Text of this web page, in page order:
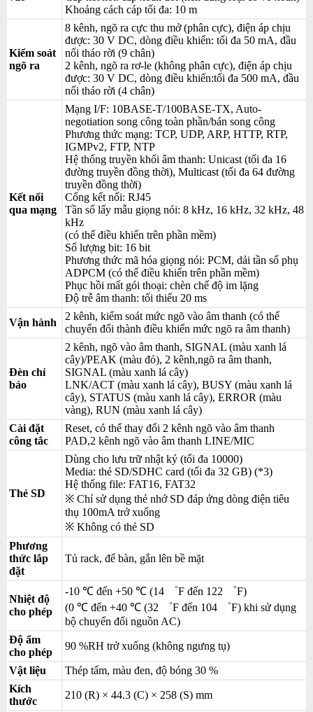
Khoảng cách cáp tối đa: 10 m
Kiểm soát
ngõ ra
8 kênh, ngõ ra cực thu mở (phân cực), điện áp chịu
được: 30 V DC, dòng điều khiển: tối đa 50 mA, đầu
nối tháo rời (9 chân)
2 kênh, ngõ ra rơ-le (không phân cực), điện áp chịu
được: 30 V DC, dòng điều khiển:tối đa 500 mA, đầu
nối tháo rời (4 chân)
Kết nối
qua mạng
Mạng I/F: 10BASE-T/100BASE-TX, Auto-
negotiation song công toàn phần/bán song công
Phương thức mạng: TCP, UDP, ARP, HTTP, RTP,
IGMPv2, FTP, NTP
Hệ thống truyền khối âm thanh: Unicast (tối đa 16
đường truyền đồng thời), Multicast (tối đa 64 đường
truyền đồng thời)
Cổng kết nối: RJ45
Tần số lấy mẫu giọng nói: 8 kHz, 16 kHz, 32 kHz, 48
kHz
(có thể điều khiển trên phần mềm)
Số lượng bit: 16 bit
Phương thức mã hóa giọng nói: PCM, dải tần số phụ
ADPCM (có thể điều khiển trên phần mềm)
Phục hồi mất gói thoại: chèn chế độ im lặng
Độ trễ âm thanh: tối thiểu 20 ms
Vận hành
2 kênh, kiểm soát mức ngõ vào âm thanh (có thể
chuyển đổi thành điều khiển mức ngõ ra âm thanh)
Đèn chỉ
báo
2 kênh, ngõ vào âm thanh, SIGNAL (màu xanh lá
cây)/PEAK (màu đỏ), 2 kênh,ngõ ra âm thanh,
SIGNAL (màu xanh lá cây)
LNK/ACT (màu xanh lá cây), BUSY (màu xanh lá
cây), STATUS (màu xanh lá cây), ERROR (màu
vàng), RUN (màu xanh lá cây)
Cài đặt
công tắc
Reset, có thể thay đổi 2 kênh ngõ vào âm thanh
PAD,2 kênh ngõ vào âm thanh LINE/MIC
Thẻ SD
Dùng cho lưu trữ nhật ký (tối đa 10000)
Media: thẻ SD/SDHC card (tối đa 32 GB) (*3)
Hệ thống file: FAT16, FAT32
※ Chỉ sử dụng thẻ nhớ SD đáp ứng dòng điện tiêu
thụ 100mA trở xuống
※ Không có thẻ SD
Phương
thức lắp
đặt
Tủ rack, để bàn, gắn lên bề mặt
Nhiệt độ
cho phép
-10 ℃ đến +50 ℃ (14 ゜F đến 122 ゜F)
(0 ℃ đến +40 ℃ (32 ゜F đến 104 ゜F) khi sử dụng
bộ chuyển đổi nguồn AC)
Độ ẩm
cho phép
90 %RH trở xuống (không ngưng tụ)
Vật liệu
Thép tấm, màu đen, độ bóng 30 %
Kích
thước
210 (R) × 44.3 (C) × 258 (S) mm